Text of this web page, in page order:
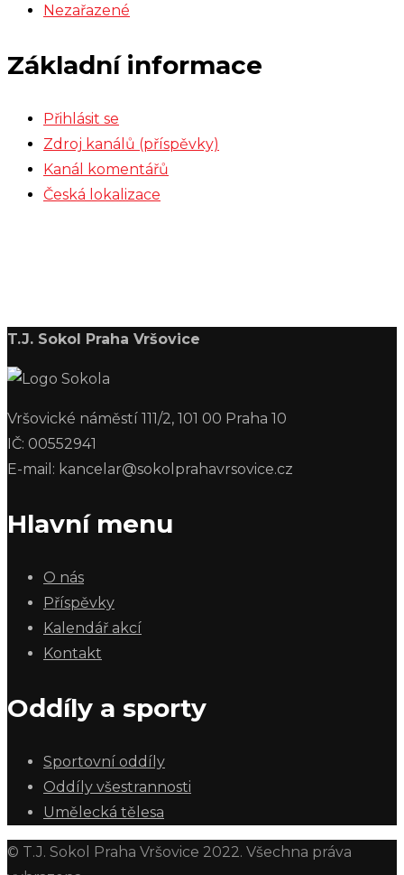
Nezařazené
Základní informace
Přihlásit se
Zdroj kanálů (příspěvky)
Kanál komentářů
Česká lokalizace
T.J. Sokol Praha Vršovice
Vršovické náměstí 111/2, 101 00 Praha 10
IČ: 00552941
E-mail: kancelar@sokolprahavrsovice.cz
Hlavní menu
O nás
Příspěvky
Kalendář akcí
Kontakt
Oddíly a sporty
Sportovní oddíly
Oddíly všestrannosti
Umělecká tělesa
© T.J. Sokol Praha Vršovice 2022. Všechna práva